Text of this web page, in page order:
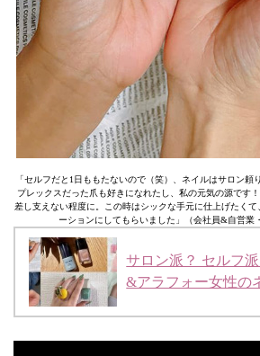
「セルフだと1日ももたないので（笑）、ネイルはサロン頼
プレックスだった爪も好きになれたし、私の元気の源です
差し支えない程度に。この時はシックな手元に仕上げたく
ーションにしてもらいました」（会社員&自営業
サロン派？ セルフ
&アラフォー女性の